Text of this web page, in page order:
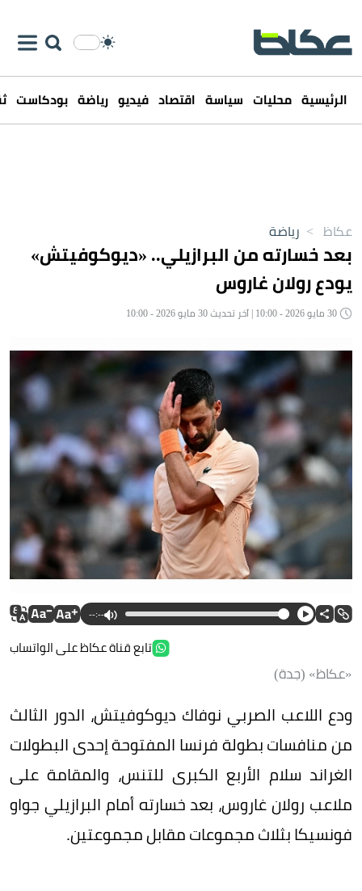
الرئيسية محليات سياسة اقتصاد فيديو رياضة بودكاست
عكاظ > رياضة
بعد خسارته من البرازيلي.. «ديوكوفيتش»
يودع رولان غاروس
--:--
تابع قناة عكاظ على الواتساب
«عكاظ» (جدة)
ودع اللاعب الصربي نوفاك ديوكوفيتش، الدور الثالث
من منافسات بطولة فرنسا المفتوحة إحدى البطولات
الغراند سلام الأربع الكبرى للتنس، والمقامة على
ملاعب رولان غاروس، بعد خسارته أمام البرازيلي جواو
فونسيكا بثلاث مجموعات مقابل مجموعتين.